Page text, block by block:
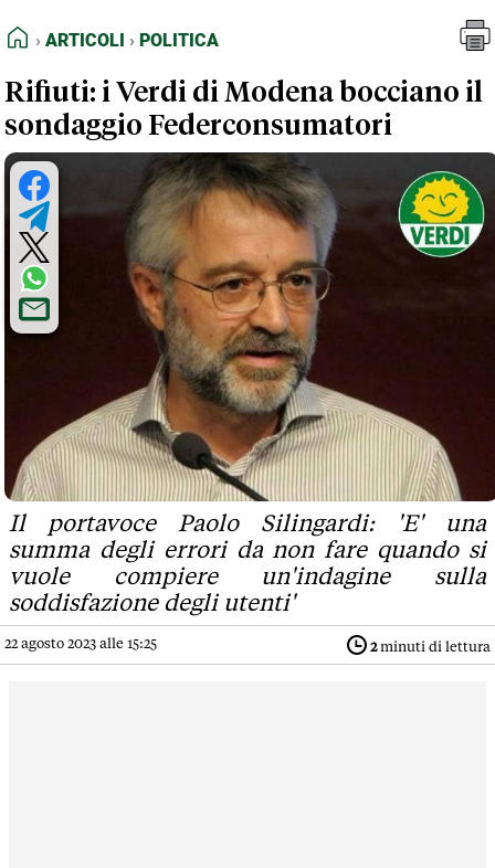
FEED RSS
NORMATIVE DEONTOLOGICHE
TERMINI e CONDIZIONI
HOME
ARTICOLI POLITICA
Rifiuti: i Verdi di Modena bocciano il
sondaggio Federconsumatori
Il portavoce Paolo Silingardi: 'E' una
summa degli errori da non fare quando si
vuole compiere un'indagine sulla
soddisfazione degli utenti'
22 agosto 2023 alle 15:25 2minuti di lettura